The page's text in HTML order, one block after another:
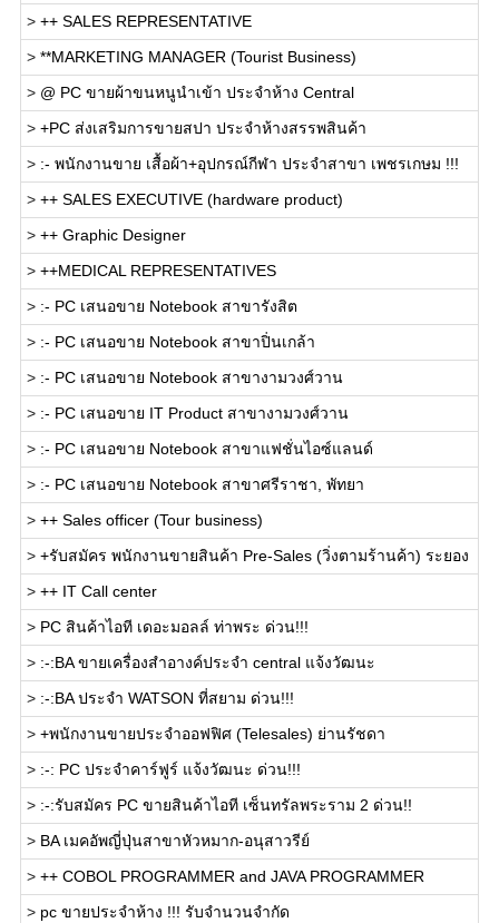
> ++ SALES REPRESENTATIVE
> **MARKETING MANAGER (Tourist Business)
> @ PC ขายผ้าขนหนูนำเข้า ประจำห้าง Central
> +PC ส่งเสริมการขายสปา ประจำห้างสรรพสินค้า
> :- พนักงานขาย เสื้อผ้า+อุปกรณ์กีฬา ประจำสาขา เพชรเกษม !!!
> ++ SALES EXECUTIVE (hardware product)
> ++ Graphic Designer
> ++MEDICAL REPRESENTATIVES
> :- PC เสนอขาย Notebook สาขารังสิต
> :- PC เสนอขาย Notebook สาขาปิ่นเกล้า
> :- PC เสนอขาย Notebook สาขางามวงศ์วาน
> :- PC เสนอขาย IT Product สาขางามวงศ์วาน
> :- PC เสนอขาย Notebook สาขาแฟชั่นไอซ์แลนด์
> :- PC เสนอขาย Notebook สาขาศรีราชา, พัทยา
> ++ Sales officer (Tour business)
> +รับสมัคร พนักงานขายสินค้า Pre-Sales (วิ่งตามร้านค้า) ระยอง
> ++ IT Call center
> PC สินค้าไอที เดอะมอลล์ ท่าพระ ด่วน!!!
> :-:BA ขายเครื่องสำอางค์ประจำ central แจ้งวัฒนะ
> :-:BA ประจำ WATSON ที่สยาม ด่วน!!!
> +พนักงานขายประจำออฟฟิศ (Telesales) ย่านรัชดา
> :-: PC ประจำคาร์ฟูร์ แจ้งวัฒนะ ด่วน!!!
> :-:รับสมัคร PC ขายสินค้าไอที เซ็นทรัลพระราม 2 ด่วน!!
> BA เมคอัพญี่ปุ่นสาขาหัวหมาก-อนุสาวรีย์
> ++ COBOL PROGRAMMER and JAVA PROGRAMMER
> pc ขายประจำห้าง !!! รับจำนวนจำกัด